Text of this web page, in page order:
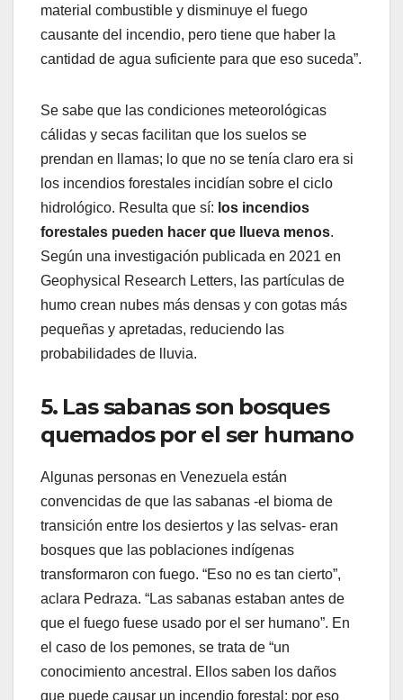
material combustible y disminuye el fuego
causante del incendio, pero tiene que haber la
cantidad de agua suficiente para que eso suceda”.
Se sabe que las condiciones meteorológicas
cálidas y secas facilitan que los suelos se
prendan en llamas; lo que no se tenía claro era si
los incendios forestales incidían sobre el ciclo
hidrológico. Resulta que sí: los incendios
forestales pueden hacer que llueva menos.
Según una investigación publicada en 2021 en
Geophysical Research Letters, las partículas de
humo crean nubes más densas y con gotas más
pequeñas y apretadas, reduciendo las
probabilidades de lluvia.
5. Las sabanas son bosques
quemados por el ser humano
Algunas personas en Venezuela están
convencidas de que las sabanas -el bioma de
transición entre los desiertos y las selvas- eran
bosques que las poblaciones indígenas
transformaron con fuego. “Eso no es tan cierto”,
aclara Pedraza. “Las sabanas estaban antes de
que el fuego fuese usado por el ser humano”. En
el caso de los pemones, se trata de “un
conocimiento ancestral. Ellos saben los daños
que puede causar un incendio forestal; por eso